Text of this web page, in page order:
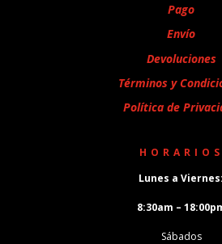
Pago
Envío
Devoluciones
Términos y
Política de
HORARIOS
Lunes a Viernes:
8:30am –
Sábados